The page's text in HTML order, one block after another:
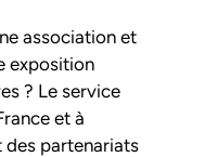
association et
exposition
? Le service
et à
des partenariats